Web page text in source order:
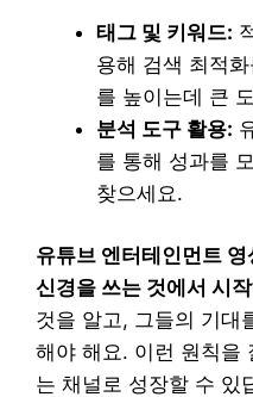
태그 및 키워드:
용해 검색 최적
를 높이는데 큰
분석 도구 활용:
를 통해 성과를
찾으세요.
유튜브 엔터테인먼트 영
신경을 쓰는 것에서 시
것을 알고, 그들의 기대
해야 해요. 이런 원칙을
는 채널로 성장할 수 있